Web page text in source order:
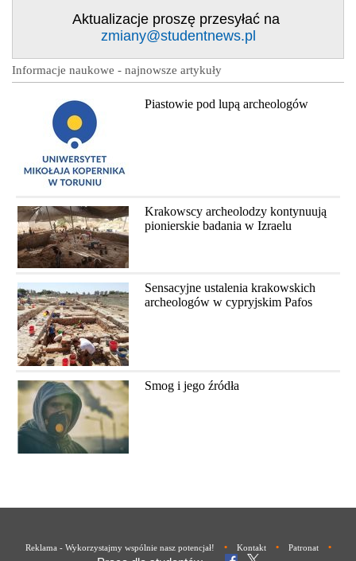
Aktualizacje proszę przesyłać na
zmiany@studentnews.pl
Informacje naukowe - najnowsze artykuły
Piastowie pod lupą archeologów
Krakowscy archeolodzy kontynuują
pionierskie badania w Izraelu
Sensacyjne ustalenia krakowskich
archeologów w cypryjskim Pafos
Smog i jego źródła
Reklama - Wykorzystajmy wspólnie nasz potencjał! • Kontakt • Patronat •